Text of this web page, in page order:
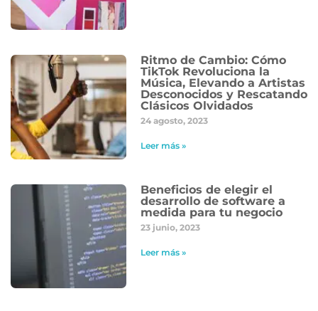
Ritmo de Cambio: Cómo
TikTok Revoluciona la
Música, Elevando a Artistas
Desconocidos y Rescatando
Clásicos Olvidados
24 agosto, 2023
Leer más »
Beneficios de elegir el
desarrollo de software a
medida para tu negocio
23 junio, 2023
Leer más »